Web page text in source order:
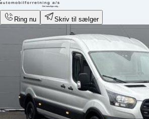
Ring nu Skriv til sælger